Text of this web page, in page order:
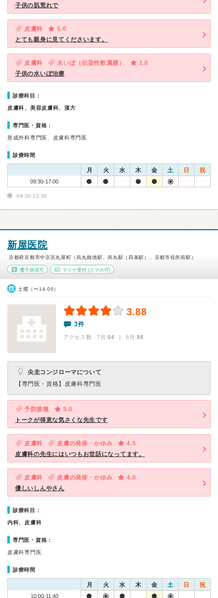
子供の肌荒れで
皮膚科
5.0
とても親身に見てくださいます。
皮膚科 水いぼ（伝染性軟属腫）
1.0
子供の水いぼ治療
診療科目：
皮膚科、美容皮膚科、漢方
専門医・資格：
形成外科専門医、皮膚科専門医
診療時間
月 火 水 木 金 土 日 祝
09:30-17:00
09:30-12:30
新屋医院
京都府京都市中京区丸屋町（烏丸御池駅、烏丸駅（四条駅）、京都市役所前駅）
電子決済可 マイナ受付(スマホ可)
土曜（〜14:00）
3.88
3件
アクセス数 7月:54 | 6月:98
尖圭コンジローマについて
【専門医・資格】 皮膚科専門医
予防接種
5.0
トークが得意な気さくな先生です
皮膚科 皮膚の発疹・かゆみ
4.5
皮膚科の先生にはいつもお世話になってます。
皮膚科 皮膚の発疹・かゆみ
4.0
優しいしんやさん
診療科目：
内科、皮膚科
専門医・資格：
皮膚科専門医
診療時間
月 火 水 木 金 土 日 祝
10:00-11:40